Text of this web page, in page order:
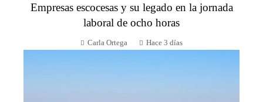
Empresas escocesas y su legado en la jornada
laboral de ocho horas
Carla Ortega Hace 3 días